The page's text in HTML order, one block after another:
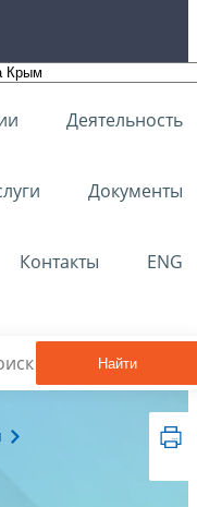
Деятельность
Документы
Контакты ENG
Найти